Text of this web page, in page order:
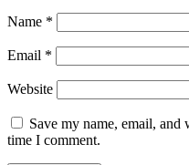
Name *
Email *
Website
Save my name, email,
time I comment.